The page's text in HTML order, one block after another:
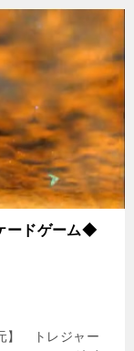
ードゲーム◆
】 トレジャー